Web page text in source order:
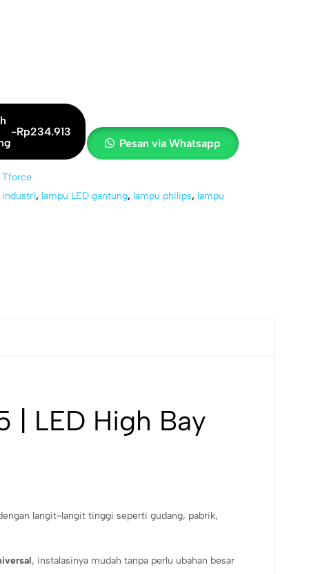
-Rp234.913
Pesan via Whatsapp
Tforce
industri, lampu LED gantung, lampu philips, lampu
| LED High Bay
langit-langit tinggi seperti gudang, pabrik,
, instalasinya mudah tanpa perlu ubahan besar